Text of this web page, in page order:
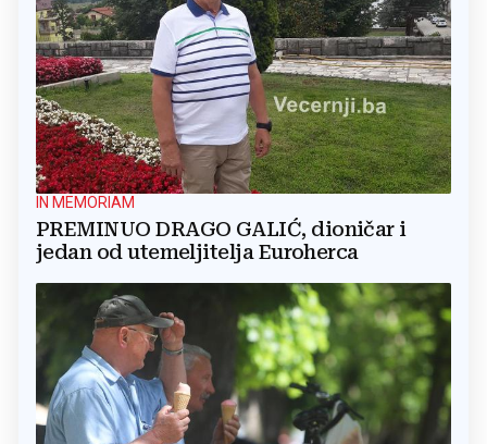
IN MEMORIAM
PREMINUO DRAGO GALIĆ, dioničar i
jedan od utemeljitelja Euroherca